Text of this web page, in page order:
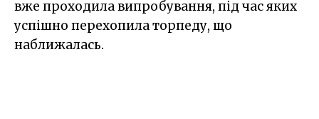
вже проходила випробування, під час яких
успішно перехопила торпеду, що
наближалась.